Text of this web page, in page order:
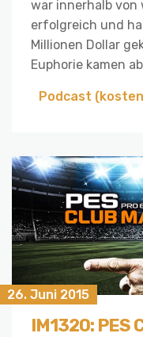
war innerhalb
erfolgreich und
Millionen Dollar
Euphorie kamen
Podcast
26. Juni 2015
IM1320: PES